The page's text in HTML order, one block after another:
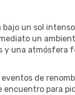
bajo un sol
un
y una
de
para